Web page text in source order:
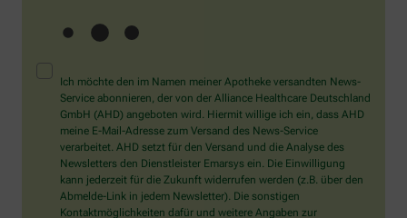
ein
Mensch?
wählen
Sie
bitte
Ich möchte den im Namen meiner Apotheke versandten News-
GmbH (AHD) angeboten wird. Hiermit willige ich ein, dass AHD
meine E-Mail-Adresse zum Versand des News-Service
verarbeitet. AHD setzt für den Versand und die Analyse des
Newsletters den Dienstleister Emarsys ein. Die Einwilligung
kann jederzeit für die Zukunft widerrufen werden (z.B. über den
Abmelde-Link in jedem Newsletter). Die sonstigen
Kontaktmöglichkeiten dafür und weitere Angaben zur
Datenverarbeitung finden sich in derDatenschutzerklärung
AHD.